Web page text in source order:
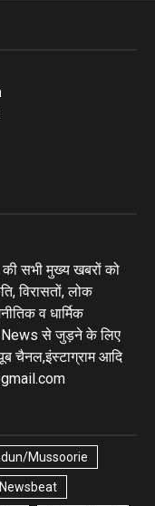
सभी मुख्य खबरों को
विरासतों, लोक
व धार्मिक
News से जुड़ने के लिए
चैनल,इंस्टाग्राम आदि
Mussoorie
Newsbeat